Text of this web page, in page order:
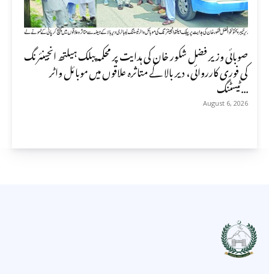
صوبائی وزیر فضل شکور خان کی ہدایت پر محکمہ پبلک ہیلتھ انجینئرنگ
کی فوری کارروائی، دیر بالا کے متاثرہ علاقوں میں موبائل واٹر
ٹیسٹنگ...
August 6, 2026